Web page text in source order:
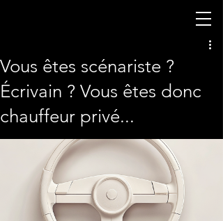
Vous êtes scénariste ?
Écrivain ? Vous êtes donc
chauffeur privé...